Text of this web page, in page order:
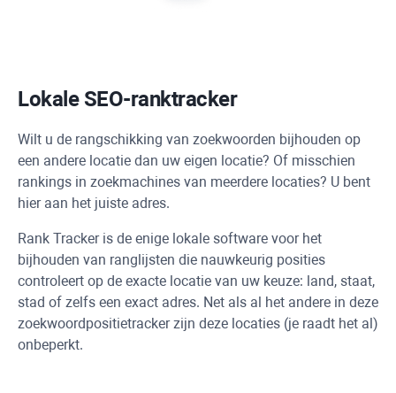
Lokale SEO-ranktracker
Wilt u de rangschikking van zoekwoorden bijhouden op
een andere locatie dan uw eigen locatie? Of misschien
rankings in zoekmachines van meerdere locaties? U bent
hier aan het juiste adres.
Rank Trackeris de enige lokale software voor het
bijhouden van ranglijsten die nauwkeurig posities
controleert op de exacte locatie van uw keuze: land, staat,
stad of zelfs een exact adres. Net als al het andere in deze
zoekwoordpositietracker zijn deze locaties (je raadt het al)
onbeperkt.